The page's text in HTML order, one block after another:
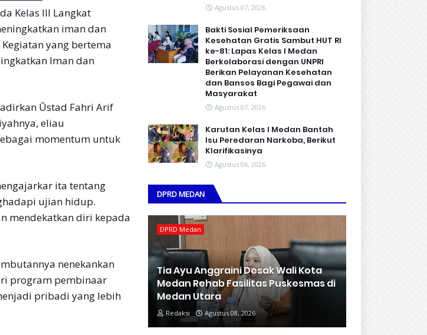
Kelas III Langkat
iman dan
yang bertema
Iman dan
Ūstad Fahri Arif
eliau
momentum untuk
ita tentang
ujian hidup.
mendekatkan diri kepada
nenekankan
program pembinaar
pribadi yang lebih
Agustus 07, 2026
Bakti Sosial Pemeriksaan
Kesehatan Gratis Sambut HUT RI
ke-81: Lapas Kelas I Medan
Berkolaborasi dengan UNPRI
Berikan Pelayanan Kesehatan
dan Bansos Bagi Pegawai dan
Masyarakat
Agustus 07, 2026
Karutan Kelas I Medan Bantah
Isu Peredaran Narkoba, Berikut
Klarifikasinya
Agustus 06, 2026
DPRD MEDAN
DPRD Medan
Tia Ayu Anggraini Desak Wali Kota
Medan Rehab Fasilitas Puskesmas di
Medan Utara
Redaksi Agustus 08, 2026